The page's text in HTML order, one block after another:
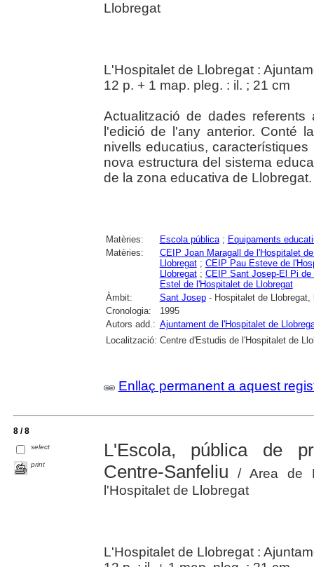
Llobregat
L'Hospitalet de Llobregat :
12 p. + 1 map. pleg. : il. ; 21 cm
Actualització de dades
l'edició de l'any anterior. Conté
nivells educatius,
nova estructura del sistema
de la zona educativa de Llobregat.
Matèries: Escola pública; Equipaments
Matèries:
CEIP Joan Maragall de l'Hospitalet
Llobregat; CEIP Pau Esteve de
Llobregat; CEIP Sant Josep-El Pi de
Estel de l'Hospitalet de Llobregat
Àmbit:
Sant Josep- Hospitalet de Llobregat,
Cronologia:
1995
Autors add.: Ajuntament de l'Hospitalet de
Localització: Centre d'Estudis de l'Hospitalet de
Enllaç permanent a aquest
8 / 8
select
print
L'Escola, pública de
Centre-Sanfeliu / Area de
l'Hospitalet de Llobregat
L'Hospitalet de Llobregat :